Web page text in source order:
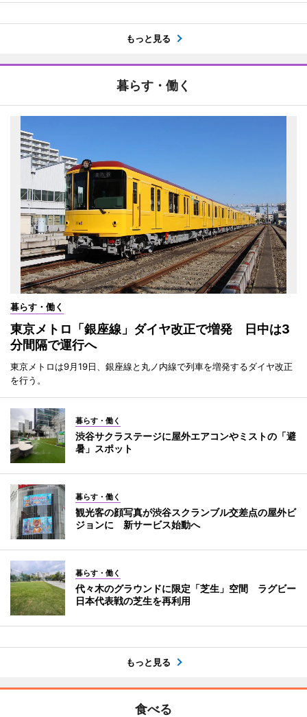
もっと見る
暮らす・働く
暮らす・働く
東京メトロ「銀座線」ダイヤ改正で増発 日中は3
分間隔で運行へ
東京メトロは9月19日、銀座線と丸ノ内線で列車を増発するダイヤ改正
を行う。
暮らす・働く
渋谷サクラステージに屋外エアコンやミストの「避
暑」スポット
暮らす・働く
観光客の顔写真が渋谷スクランブル交差点の屋外ビ
ジョンに 新サービス始動へ
暮らす・働く
代々木のグラウンドに限定「芝生」空間 ラグビー
日本代表戦の芝生を再利用
もっと見る
食べる